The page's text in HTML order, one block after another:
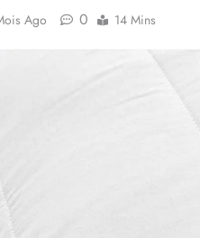
Ago 0 14 Mins